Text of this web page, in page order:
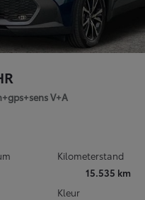
V+A
Kilometerstand
15.535 km
Kleur